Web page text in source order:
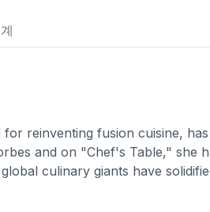
reinventing fusion cuisine,
and on "Chef's Table," she
culinary giants have